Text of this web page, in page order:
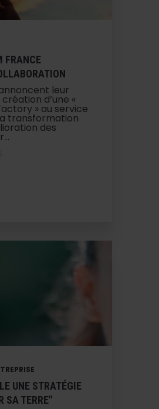
FRANCE
leur
d’une «
» au service
transformation
des
UNE STRATÉGIE
SA TERRE"